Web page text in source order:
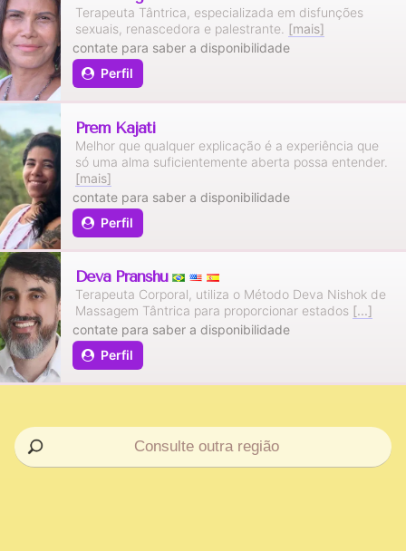
Terapeuta Tântrica, especializada em disfunções
sexuais, renascedora e palestrante. [mais]
Perfil
contate para saber a disponibilidade
Prem Kajati
Melhor que qualquer explicação é a experiência que
só uma alma suficientemente aberta possa entender.
[mais]
Perfil
contate para saber a disponibilidade
Deva Pranshu
Terapeuta Corporal, utiliza o Método Deva Nishok de
Massagem Tântrica para proporcionar estados [...]
Perfil
contate para saber a disponibilidade